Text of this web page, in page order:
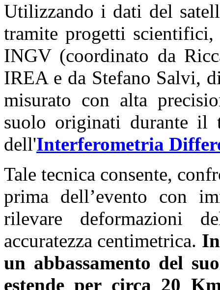
Utilizzando i dati del
tramite progetti
INGV (coordinato da
IREA e da Stefano Salvi,
misurato con alta
suolo originati durante il
dell'Interferometria
Tale tecnica consente,
prima dell’evento con
rilevare deformazioni
accuratezza centimetrica.
un abbassamento del
estende per circa 20